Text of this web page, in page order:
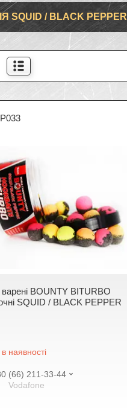
SQUID / BLACK PEPPER
BOUNTY BITURBO
SQUID / BLACK PEPPER
наявності
(66) 211-33-44
Vodafone